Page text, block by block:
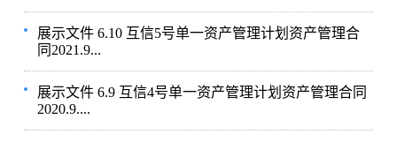
展示文件 6.10 互信5号单一资产管理计划资产管理合
同2021.9...
展示文件 6.9 互信4号单一资产管理计划资产管理合同
2020.9....